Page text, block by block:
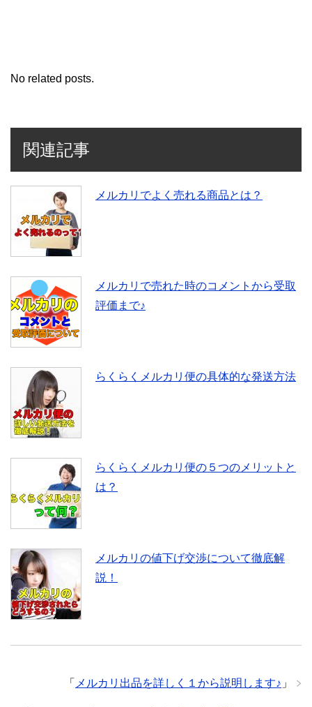
No related posts.
関連記事
メルカリでよく売れる商品とは？
メルカリで売れた時のコメントから受取
評価まで♪
らくらくメルカリ便の具体的な発送方法
らくらくメルカリ便の５つのメリットと
は？
メルカリの値下げ交渉について徹底解
説！
「 メルカリ出品を詳しく１から説明します♪ 」